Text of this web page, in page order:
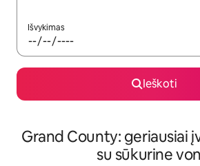
Išvykimas
Ieškoti
Grand County: geriausiai
su sūkurine